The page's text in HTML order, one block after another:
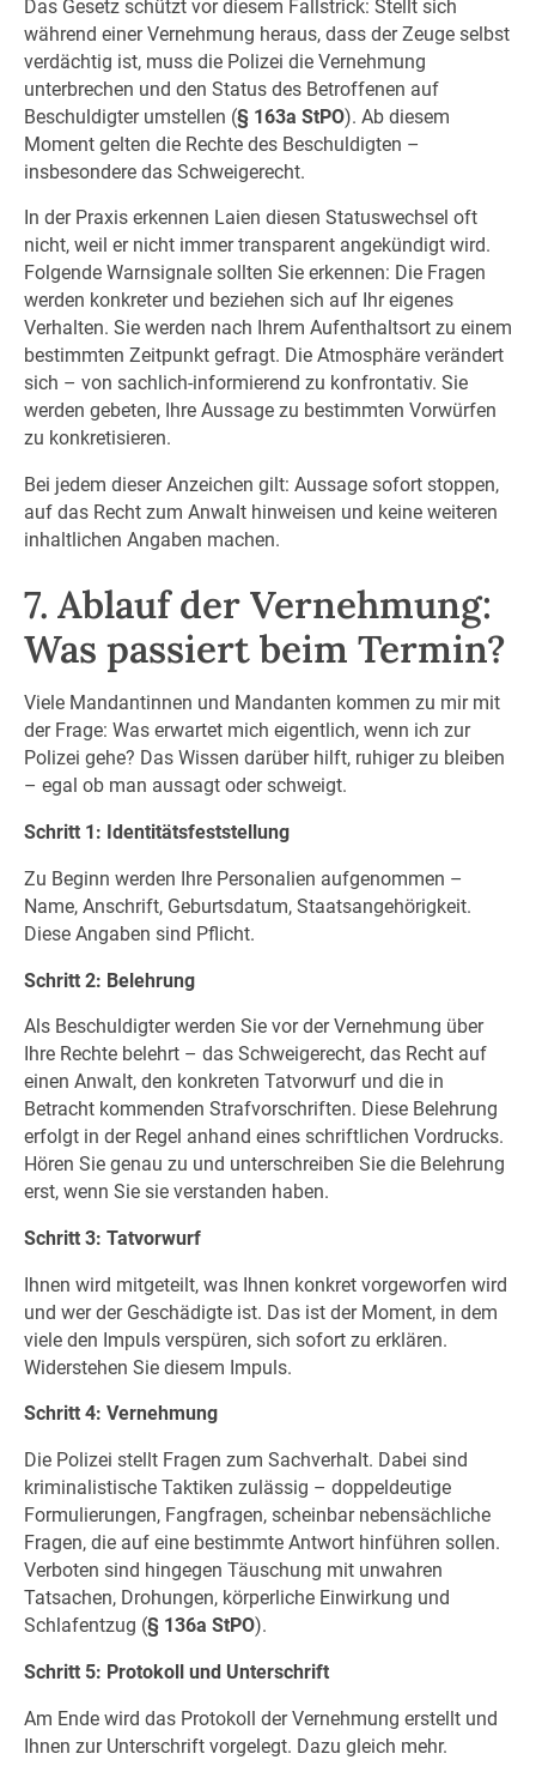
Das Gesetz schützt vor diesem Fallstrick: Stellt sich
während einer Vernehmung heraus, dass der Zeuge selbst
verdächtig ist, muss die Polizei die Vernehmung
unterbrechen und den Status des Betroffenen auf
Beschuldigter umstellen (§ 163a StPO). Ab diesem
Moment gelten die Rechte des Beschuldigten –
insbesondere das Schweigerecht.
In der Praxis erkennen Laien diesen Statuswechsel oft
nicht, weil er nicht immer transparent angekündigt wird.
Folgende Warnsignale sollten Sie erkennen: Die Fragen
werden konkreter und beziehen sich auf Ihr eigenes
Verhalten. Sie werden nach Ihrem Aufenthaltsort zu einem
bestimmten Zeitpunkt gefragt. Die Atmosphäre verändert
sich – von sachlich-informierend zu konfrontativ. Sie
werden gebeten, Ihre Aussage zu bestimmten Vorwürfen
zu konkretisieren.
Bei jedem dieser Anzeichen gilt: Aussage sofort stoppen,
auf das Recht zum Anwalt hinweisen und keine weiteren
inhaltlichen Angaben machen.
7. Ablauf der Vernehmung:
Was passiert beim Termin?
Viele Mandantinnen und Mandanten kommen zu mir mit
der Frage: Was erwartet mich eigentlich, wenn ich zur
Polizei gehe? Das Wissen darüber hilft, ruhiger zu bleiben
– egal ob man aussagt oder schweigt.
Schritt 1: Identitätsfeststellung
Zu Beginn werden Ihre Personalien aufgenommen –
Name, Anschrift, Geburtsdatum, Staatsangehörigkeit.
Diese Angaben sind Pflicht.
Schritt 2: Belehrung
Als Beschuldigter werden Sie vor der Vernehmung über
Ihre Rechte belehrt – das Schweigerecht, das Recht auf
einen Anwalt, den konkreten Tatvorwurf und die in
Betracht kommenden Strafvorschriften. Diese Belehrung
erfolgt in der Regel anhand eines schriftlichen Vordrucks.
Hören Sie genau zu und unterschreiben Sie die Belehrung
erst, wenn Sie sie verstanden haben.
Schritt 3: Tatvorwurf
Ihnen wird mitgeteilt, was Ihnen konkret vorgeworfen wird
und wer der Geschädigte ist. Das ist der Moment, in dem
viele den Impuls verspüren, sich sofort zu erklären.
Widerstehen Sie diesem Impuls.
Schritt 4: Vernehmung
Die Polizei stellt Fragen zum Sachverhalt. Dabei sind
kriminalistische Taktiken zulässig – doppeldeutige
Formulierungen, Fangfragen, scheinbar nebensächliche
Fragen, die auf eine bestimmte Antwort hinführen sollen.
Verboten sind hingegen Täuschung mit unwahren
Tatsachen, Drohungen, körperliche Einwirkung und
Schlafentzug (§ 136a StPO).
Schritt 5: Protokoll und Unterschrift
Am Ende wird das Protokoll der Vernehmung erstellt und
Ihnen zur Unterschrift vorgelegt. Dazu gleich mehr.